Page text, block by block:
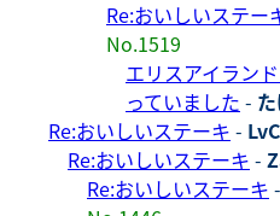
Re:おいしいステー
No.1519
エリスアイラン
っていました -
Re:おいしいステーキ -
Re:おいしいステーキ -
Re:おいしいステーキ -